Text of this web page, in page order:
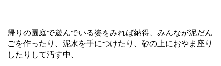
帰りの園庭で遊んでいる姿をみれば納得、みんなが泥だん
ごを作ったり、泥水を手につけたり、砂の上におやま座り
したりして汚す中、